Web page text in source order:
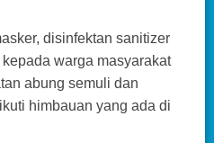
disinfektan sanitizer
warga masyarakat
abung semuli dan
himbauan yang ada di